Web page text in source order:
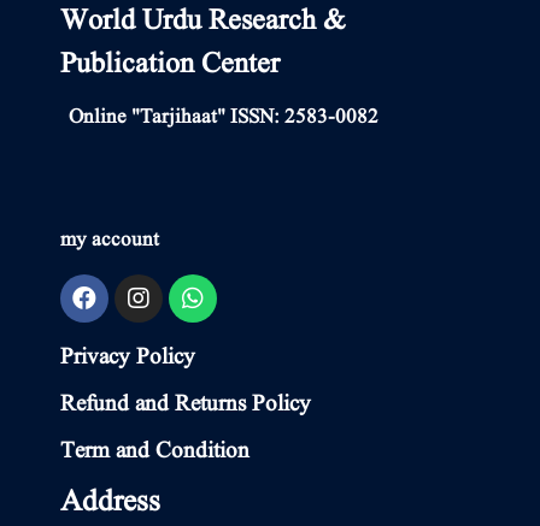
World Urdu Research &
Publication Center
Online "Tarjihaat" ISSN: 2583-0082
my account
Privacy Policy
Refund and Returns Policy
Term and Condition
Address